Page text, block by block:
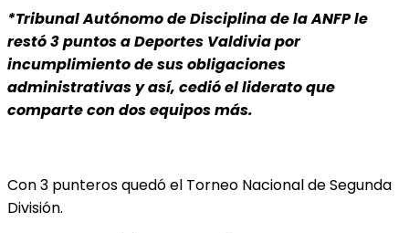
*Tribunal Autónomo de Disciplina de la ANFP le
restó 3 puntos a Deportes Valdivia por
incumplimiento de sus obligaciones
administrativas y así, cedió el liderato que
comparte con dos equipos más.
Con 3 punteros quedó el Torneo Nacional de Segunda
División.